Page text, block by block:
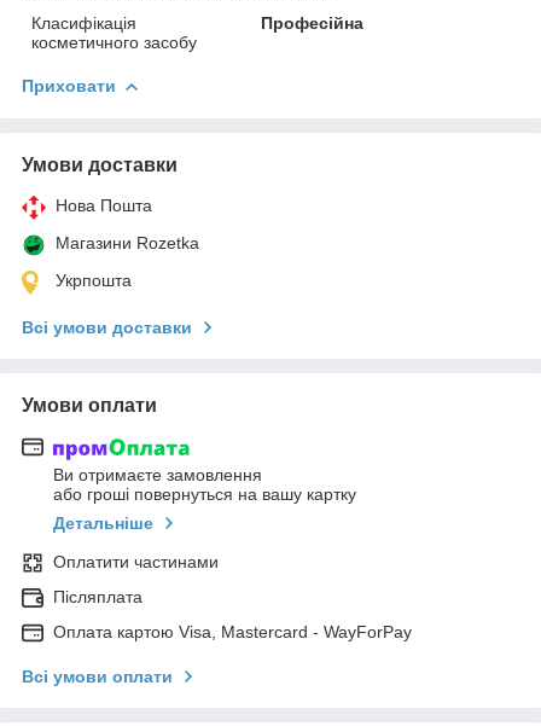
Класифікація
косметичного засобу
Професійна
Приховати
Умови доставки
Нова Пошта
Магазини Rozetka
Укрпошта
Всі умови доставки
Умови оплати
Ви отримаєте замовлення
або гроші повернуться на вашу картку
Детальніше
Оплатити частинами
Післяплата
Оплата картою Visa, Mastercard - WayForPay
Всі умови оплати